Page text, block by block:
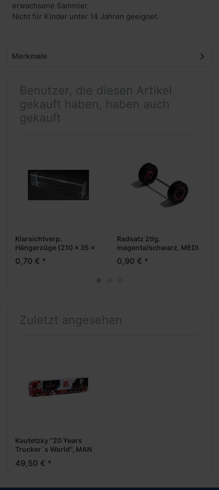
erwachsene Sammler.
Nicht für Kinder unter 14 Jahren geeignet.
Merkmale
Benutzer, die diesen Artikel
gekauft haben, haben auch
gekauft
Klarsichtverp.
Hängerzüge (210 x 35 x
46 mm)
0,70 € *
Radsatz 2tlg.
magenta/schwarz, MEDI
Breitreifen (Vorderachse /
Aufliegerachse)
0,90 € *
Zuletzt angesehen
Kautetzky "20 Years
Trucker´s World", MAN
EuroKüKoAufl.
49,50 € *